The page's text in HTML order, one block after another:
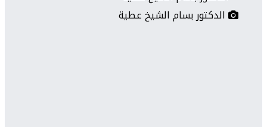
الدكتور بسام الشيخ عطية